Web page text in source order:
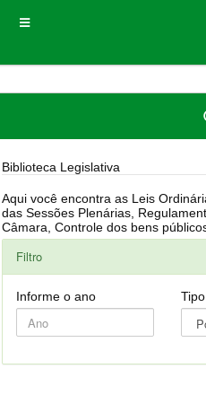
Biblioteca Legislativa
Aqui você encontra as Leis Ordinárias, Leis Complementares, Portarias, Decretos, Atas, PPA, LDO, LOA, RREO, Resoluções, RGF, Lei
das Sessões Plenárias, Regulamentação da LAI, Atos de Julgamento do Governo, Agenda Externa do presidente, Relatório do Controle Interno, Projetos em tramitação na
Filtro
Informe o ano